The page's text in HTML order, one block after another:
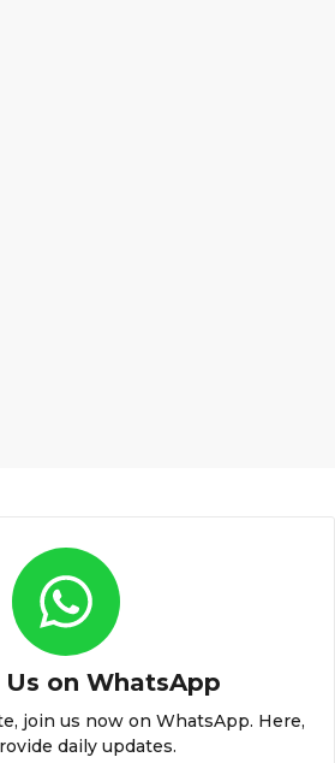
on WhatsApp
join us now on WhatsApp. Here,
daily updates.